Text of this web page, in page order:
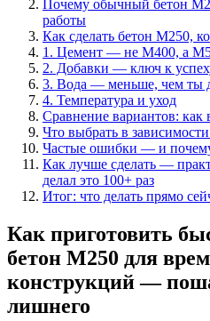
Почему обычный бетон
работы
Как сделать бетон М250,
1. Цемент — не М400, а
2. Добавки — ключ к
3. Вода — меньше, чем ты
4. Температура и уход
Сравнение вариантов: как
Что выбрать в
Частые ошибки — и
Как лучше сделать —
делал это 100+ раз
Итог: что делать прямо
Как приготовить
бетон М250 для
конструкций —
лишнего